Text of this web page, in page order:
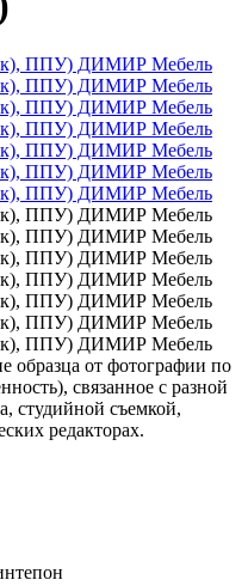
образца от фотографии по
связанное с разной
студийной съемкой,
редакторах.